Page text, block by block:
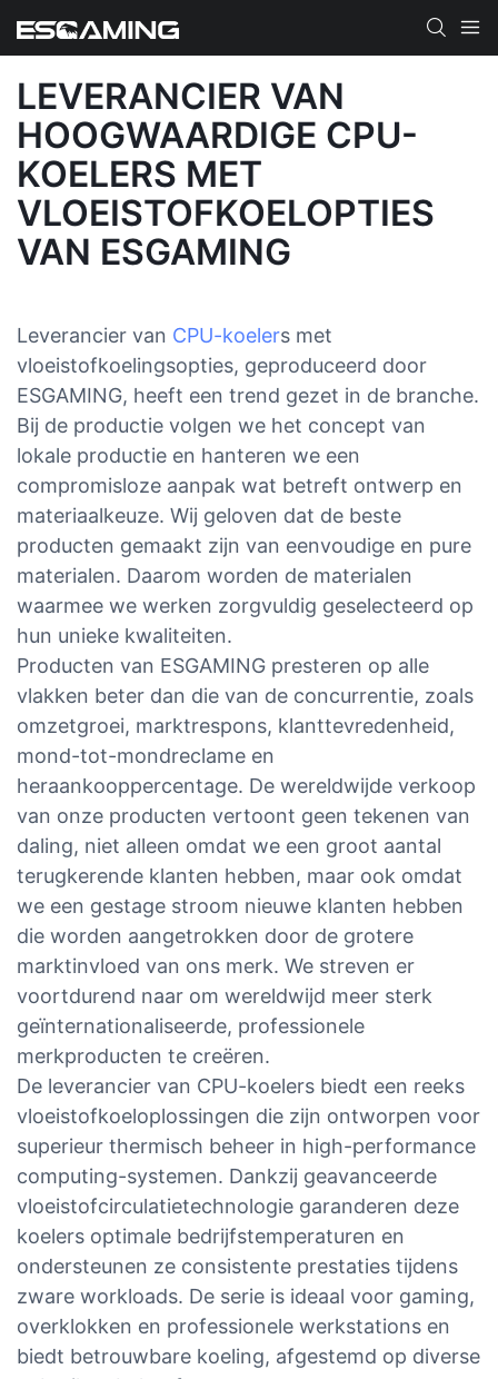
LEVERANCIER VAN
HOOGWAARDIGE CPU-
KOELERS MET
VLOEISTOFKOELOPTIES
VAN ESGAMING
Leverancier van CPU-koelers met
vloeistofkoelingsopties, geproduceerd door
ESGAMING, heeft een trend gezet in de branche.
Bij de productie volgen we het concept van
lokale productie en hanteren we een
compromisloze aanpak wat betreft ontwerp en
materiaalkeuze. Wij geloven dat de beste
producten gemaakt zijn van eenvoudige en pure
materialen. Daarom worden de materialen
waarmee we werken zorgvuldig geselecteerd op
hun unieke kwaliteiten.
Producten van ESGAMING presteren op alle
vlakken beter dan die van de concurrentie, zoals
omzetgroei, marktrespons, klanttevredenheid,
mond-tot-mondreclame en
heraankooppercentage. De wereldwijde verkoop
van onze producten vertoont geen tekenen van
daling, niet alleen omdat we een groot aantal
terugkerende klanten hebben, maar ook omdat
we een gestage stroom nieuwe klanten hebben
die worden aangetrokken door de grotere
marktinvloed van ons merk. We streven er
voortdurend naar om wereldwijd meer sterk
geïnternationaliseerde, professionele
merkproducten te creëren.
De leverancier van CPU-koelers biedt een reeks
vloeistofkoeloplossingen die zijn ontworpen voor
superieur thermisch beheer in high-performance
computing-systemen. Dankzij geavanceerde
vloeistofcirculatietechnologie garanderen deze
koelers optimale bedrijfstemperaturen en
ondersteunen ze consistente prestaties tijdens
zware workloads. De serie is ideaal voor gaming,
overklokken en professionele werkstations en
biedt betrouwbare koeling, afgestemd op diverse